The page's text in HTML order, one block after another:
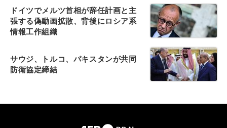
ドイツでメルツ首相が辞任計画と主
張する偽動画拡散、背後にロシア系
情報工作組織
サウジ、トルコ、パキスタンが共同
防衛協定締結